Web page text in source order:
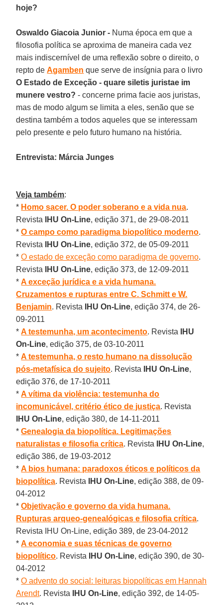
hoje?
Oswaldo Giacoia Junior - Numa época em que a
filosofia política se aproxima de maneira cada vez
mais indiscernível de uma reflexão sobre o direito, o
repto deAgamben que serve de insígnia para o livro
O Estado de Exceção - quare siletis juristae im
munere vestro? - concerne prima facie aos juristas,
mas de modo algum se limita a eles, senão que se
destina também a todos aqueles que se interessam
pelo presente e pelo futuro humano na história.
Entrevista: Márcia Junges
Veja também:
* Homo sacer. O poder soberano e a vida nua.
Revista
IHU On-Line, edição 371, de 29-08-2011
*O campo como paradigma biopolítico moderno.
Revista
IHU On-Line, edição 372, de 05-09-2011
*O estado de exceção como paradigma de governo.
Revista
IHU On-Line, edição 373, de 12-09-2011
*A exceção jurídica e a vida humana.
Cruzamentos e rupturas entre C. Schmitt e W.
Benjamin. Revista IHU On-Line, edição 374, de 26-
09-2011
*A testemunha, um acontecimento. Revista
IHU
On-Line, edição 375, de 03-10-2011
*A testemunha, o resto humano na dissolução
pós-metafísica do sujeito. Revista IHU On-Line,
edição 376, de 17-10-2011
*A vítima da violência: testemunha do
incomunicável, critério ético de justiça. Revista
IHU On-Line, edição 380, de 14-11-2011
*Genealogia da biopolítica. Legitimações
naturalistas e filosofia crítica. Revista IHU On-Line,
edição 386, de 19-03-2012
*A bios humana: paradoxos éticos e políticos da
biopolítica. Revista IHU On-Line, edição 388, de 09-
04-2012
*Objetivação e governo da vida humana.
Rupturas arqueo-genealógicas e filosofia crítica.
Revista IHU On-Line, edição 389, de 23-04-2012
*A economia e suas técnicas de governo
biopolítico. Revista IHU On-Line, edição 390, de 30-
04-2012
*O advento do social: leituras biopolíticas em Hannah
Arendt. Revista IHU On-Line, edição 392, de 14-05-